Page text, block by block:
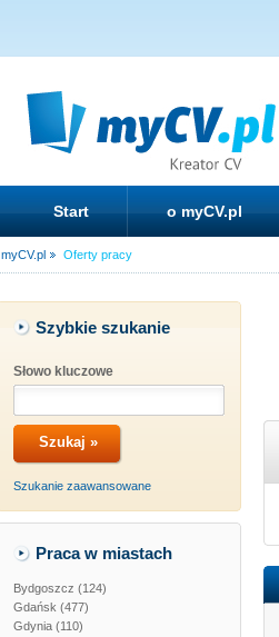
Start o myCV.pl
myCV.pl Oferty pracy
Szybkie szukanie
Słowo kluczowe
Szukanie zaawansowane
Praca w miastach
Bydgoszcz (124)
Gdańsk (477)
Gdynia (110)